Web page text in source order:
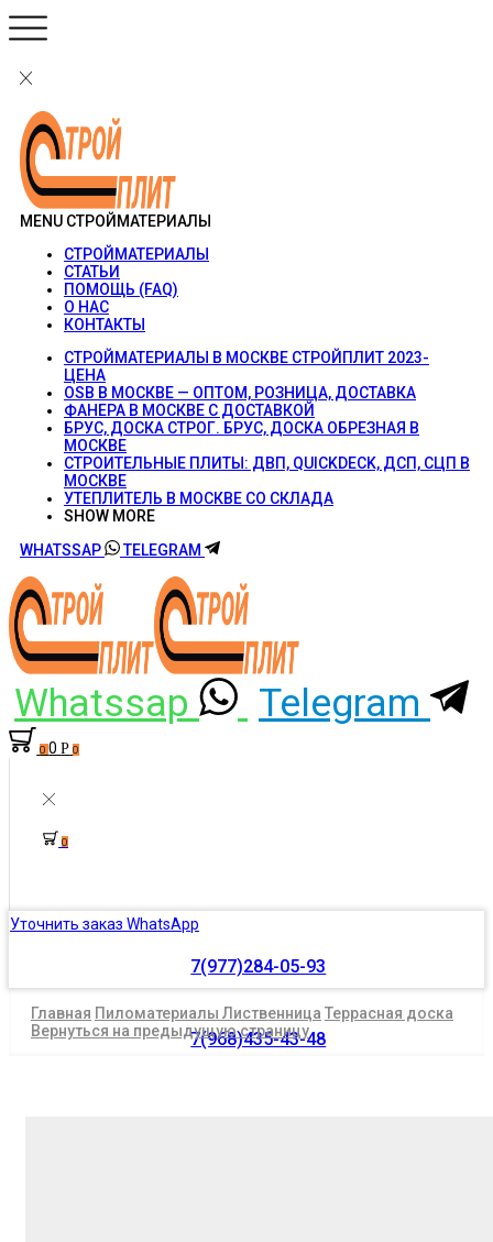
MENU СТРОЙМАТЕРИАЛЫ
СТРОЙМАТЕРИАЛЫ
СТАТЬИ
ПОМОЩЬ (FAQ)
О НАС
КОНТАКТЫ
СТРОЙМАТЕРИАЛЫ В МОСКВЕ СТРОЙПЛИТ 2023-
ЦЕНА
OSB В МОСКВЕ — ОПТОМ, РОЗНИЦА, ДОСТАВКА
ФАНЕРА В МОСКВЕ С ДОСТАВКОЙ
БРУС, ДОСКА СТРОГ. БРУС, ДОСКА ОБРЕЗНАЯ В
МОСКВЕ
СТРОИТЕЛЬНЫЕ ПЛИТЫ: ДВП, QUICKDECK, ДСП, СЦП В
МОСКВЕ
УТЕПЛИТЕЛЬ В МОСКВЕ СО СКЛАДА
SHOW MORE
WHATSSAP
TELEGRAM
Whatssap Telegram
00Р 0
0
Уточнить заказ WhatsApp
7(977)284-05-93
7(968)435-43-48
Главная Пиломатериалы Лиственница Террасная доска
Вернуться на предыдущую страницу